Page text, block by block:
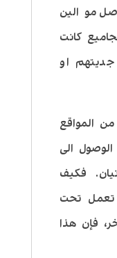
موالين
كانت
جديتهم او
المواقع
الى
فكيف
تعمل تحت
فإن هذا